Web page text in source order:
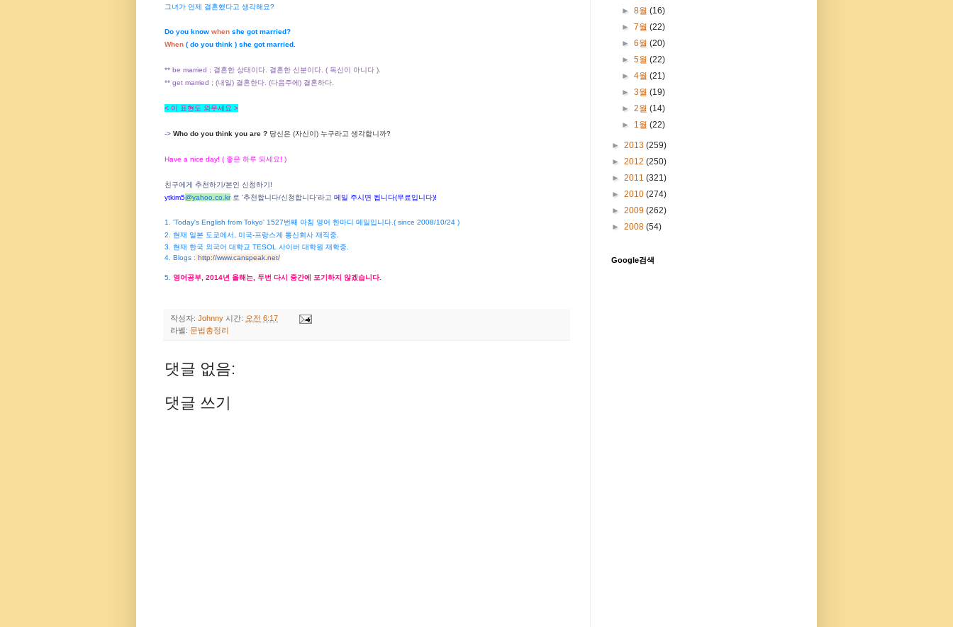
그녀가 언제 결혼했다고 생각해요?
Do you know when she got married?
When ( do you think ) she got married.
** be married ; 결혼한 상태이다. 결혼한 신분이다. ( 독신이 아니다 ).
** get married ; (내일) 결혼한다. (다음주에) 결혼하다.
< 이 표현도 외우세요 >
-> Who do you think you are ? 당신은 (자신이) 누구라고 생각합니까?
Have a nice day! ( 좋은 하루 되세요! )
친구에게 추천하기/본인 신청하기!
ytkim5@yahoo.co.kr 로 '추천합니다/신청합니다'라고 메일 주시면 됩니다(무료입니다)!
1. 'Today's English from Tokyo' 1527번째 아침 영어 한마디 메일입니다.( since 2008/10/24 )
2. 현재 일본 도쿄에서, 미국-프랑스계 통신회사 재직중.
3. 현재 한국 외국어 대학교 TESOL 사이버 대학원 재학중.
4. Blogs : http://www.canspeak.net/
5. 영어공부, 2014년 올해는, 두번 다시 중간에 포기하지 않겠습니다.
작성자: Johnny 시간: 오전 6:17
라벨: 문법총정리
댓글 없음:
댓글 쓰기
►8월(16)
►7월(22)
►6월(20)
►5월(22)
►4월(21)
►3월(19)
►2월(14)
► 1월(22)
► 2013 (259)
► 2012 (250)
► 2011 (321)
► 2010 (274)
► 2009 (262)
► 2008 (54)
Google검색